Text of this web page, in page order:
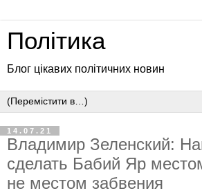
Політика
Блог цікавих політичних новин
14.07.21
Владимир Зеленский:
сделать Бабий Яр
не местом забвения